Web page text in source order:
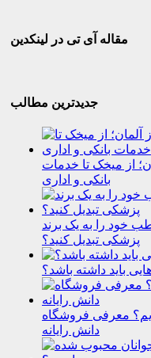
مقاله آی تی در لینکدین
جدیدترین مطالب
از میخک تا خدمات
بانکی و اداری
خود را به یک برند
پزشکی تبدیل کنید؟
باید داشته باشد؟
معرفی فروشگاه
دانش رایانه